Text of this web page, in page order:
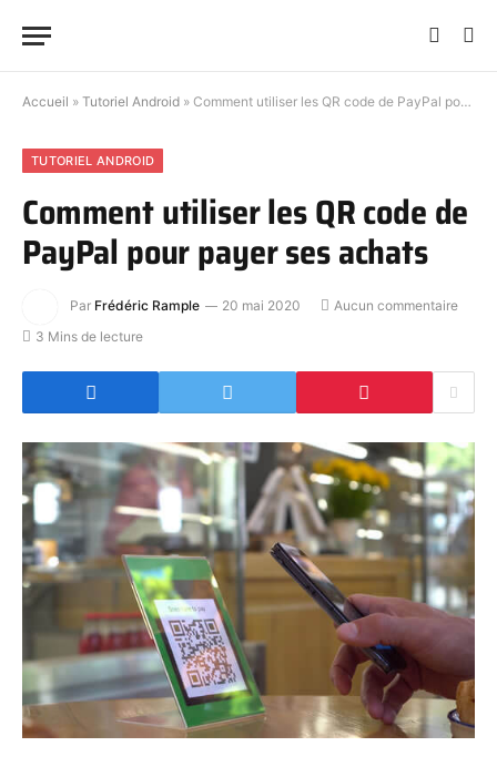
Accueil » Tutoriel Android » Comment utiliser les QR code de PayPal pour payer ses achats
TUTORIEL ANDROID
Comment utiliser les QR code de
PayPal pour payer ses achats
Par Frédéric Rample 20 mai 2020
Aucun commentaire
3 Mins de lecture